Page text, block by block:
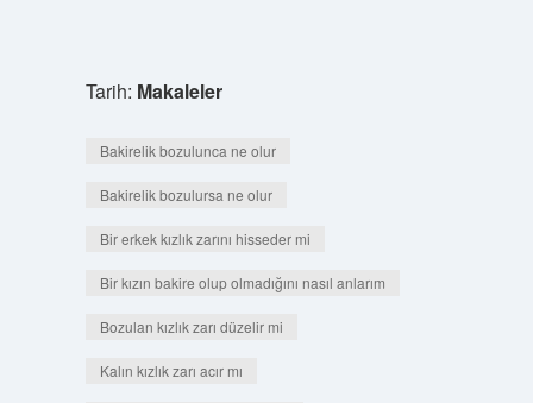
Tarih: Makaleler
Bakirelik bozulunca ne olur
Bakirelik bozulursa ne olur
Bir erkek kızlık zarını hisseder mi
Bir kızın bakire olup olmadığını nasıl anlarım
Bozulan kızlık zarı düzelir mi
Kalın kızlık zarı acır mı